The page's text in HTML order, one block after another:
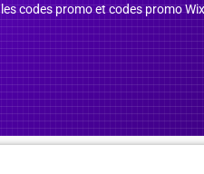
codes promo et codes promo